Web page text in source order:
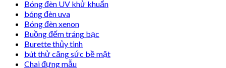
Bóng đèn UV khử khuẩn
bóng đèn uva
Bóng đèn xenon
Buồng đếm tráng bạc
Burette thủy tinh
bút thử căng sức bề mặt
Chai đựng mẫu